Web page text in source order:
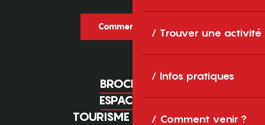
Trouver une activité
Infos pratiques
Comment venir ?
Comment venir ?
BROCHURES
ESPACE PRO
TOURISME D'AFFAIRES